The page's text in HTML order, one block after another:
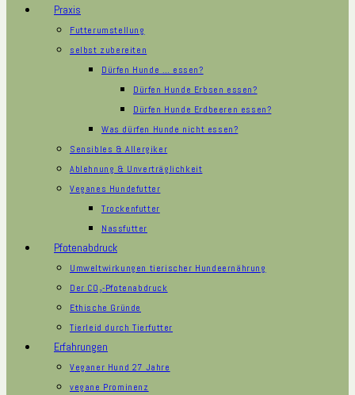
Praxis
Futterumstellung
selbst zubereiten
Dürfen Hunde … essen?
Dürfen Hunde Erbsen essen?
Dürfen Hunde Erdbeeren essen?
Was dürfen Hunde nicht essen?
Sensibles & Allergiker
Ablehnung & Unverträglichkeit
Veganes Hundefutter
Trockenfutter
Nassfutter
Pfotenabdruck
Umweltwirkungen tierischer Hundeernährung
Der CO₂-Pfotenabdruck
Ethische Gründe
Tierleid durch Tierfutter
Erfahrungen
Veganer Hund 27 Jahre
vegane Prominenz